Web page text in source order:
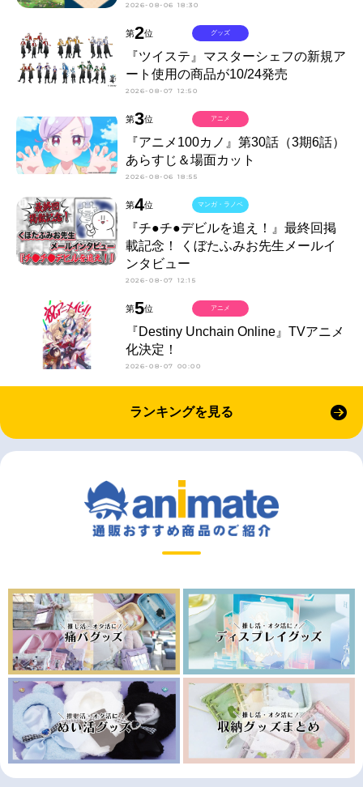
2026-08-06 18:30
第2位
『ツイステ』マスターシェフの新規ア
ート使用の商品が10/24発売
2026-08-07 12:50
グッズ
第3位
『アニメ100カノ』第30話（3期6話）
あらすじ＆場面カット
2026-08-06 18:55
アニメ
第4位
『チ●チ●デビルを追え！』最終回掲
載記念！ くぼたふみお先生メールイ
ンタビュー
2026-08-07 12:15
マンガ・ラノベ
第5位
『Destiny Unchain Online』TVアニメ
化決定！
2026-08-07 00:00
アニメ
ランキングを見る